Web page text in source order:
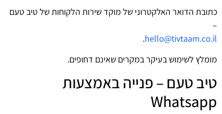
כתובת הדואר האלקטרוני של מוקד שירות הלקוחות של טיב טעם
–
hello@tivtaam.co.il
.
מומלץ לשימוש בעיקר במקרים שאינם דחופים.
טיב טעם – פנייה באמצעות
Whatsapp